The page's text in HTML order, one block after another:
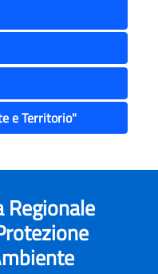
e Territorio"
Regionale